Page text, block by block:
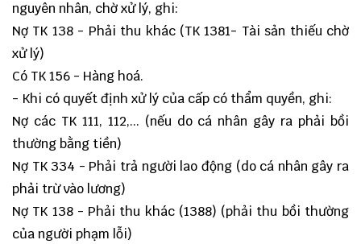
nguyên nhân, chờ xử lý, ghi:
Nợ TK 138 - Phải thu khác (TK 1381- Tài sản thiếu chờ
xử lý)
Có TK 156 - Hàng hoá.
- Khi có quyết định xử lý của cấp có thẩm quyền, ghi:
Nợ các TK 111, 112,... (nếu do cá nhân gây ra phải bồi
thường bằng tiền)
Nợ TK 334 - Phải trả người lao động (do cá nhân gây ra
phải trừ vào lương)
Nợ TK 138 - Phải thu khác (1388) (phải thu bồi thường
của người phạm lỗi)